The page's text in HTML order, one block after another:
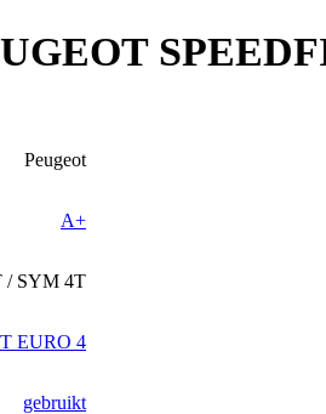
Peugeot
A+
/ SYM 4T
EURO 4
gebruikt